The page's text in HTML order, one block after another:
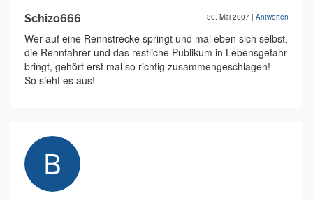
Schizo666 30. Mai 2007 | Antworten
Wer auf eine Rennstrecke springt und mal eben sich selbst,
die Rennfahrer und das restliche Publikum in Lebensgefahr
bringt, gehört erst mal so richtig zusammengeschlagen!
So sieht es aus!